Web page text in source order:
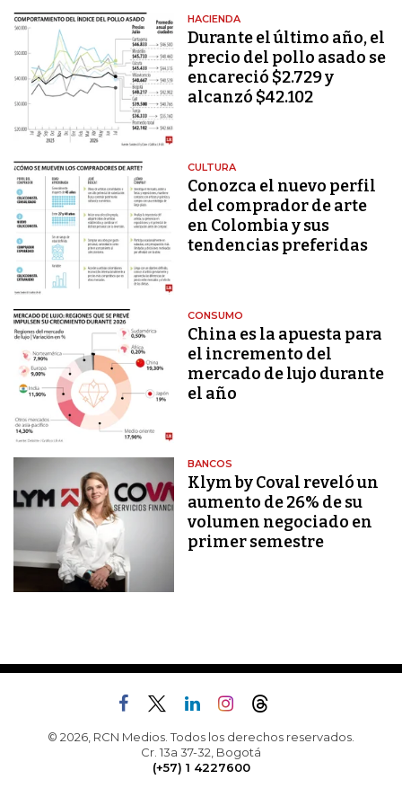
HACIENDA
Durante el último año, el
precio del pollo asado se
encareció $2.729 y
alcanzó $42.102
CULTURA
Conozca el nuevo perfil
del comprador de arte
en Colombia y sus
tendencias preferidas
CONSUMO
China es la apuesta para
el incremento del
mercado de lujo durante
el año
BANCOS
Klym by Coval reveló un
aumento de 26% de su
volumen negociado en
primer semestre
© 2026, RCN Medios. Todos los derechos reservados.
Cr. 13a 37-32, Bogotá
(+57) 1 4227600